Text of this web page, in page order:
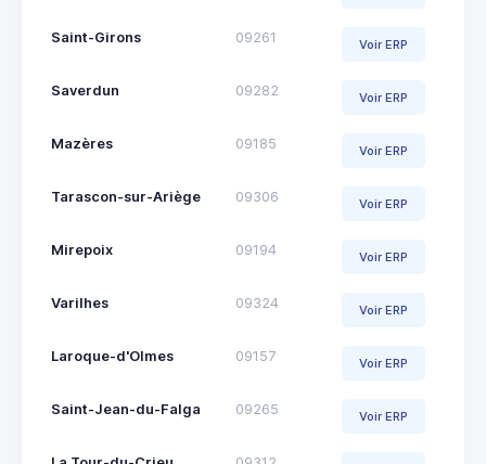
Saint-Girons 09261 Voir ERP
Saverdun 09282 Voir ERP
Mazères 09185 Voir ERP
Tarascon-sur-Ariège 09306 Voir ERP
Mirepoix 09194 Voir ERP
Varilhes 09324 Voir ERP
Laroque-d'Olmes 09157 Voir ERP
Saint-Jean-du-Falga 09265 Voir ERP